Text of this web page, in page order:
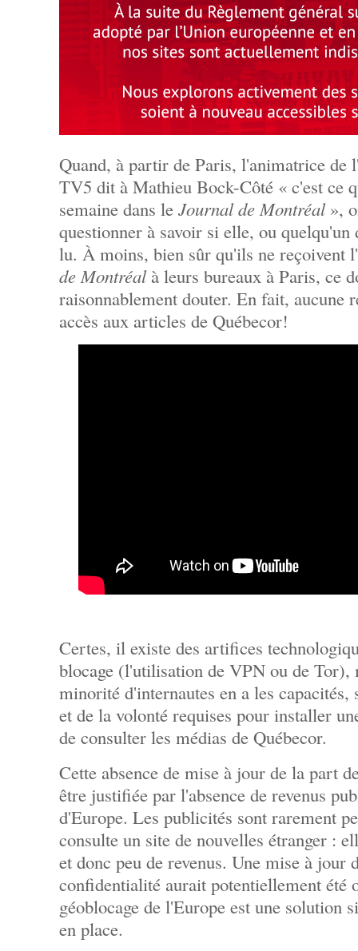
Quand, à partir de Paris, l'animatrice de
TV5 dit à Mathieu Bock-Côté « c'est ce
semaine dans le Journal de Montréal»,
questionner à savoir si elle, ou
lu. À moins, bien sûr qu'ils ne reçoivent
de Montréalà leurs bureaux à Paris, ce
raisonnablement douter. En fait, aucune
accès aux articles de Québecor!
Certes, il existe des artifices
blocage (l'utilisation de VPN ou de Tor),
minorité d'internautes en a les capacités,
et de la volonté requises pour installer
de consulter les médias de Québecor.
Cette absence de mise à jour de la part
être justifiée par l'absence de revenus
d'Europe. Les publicités sont rarement
consulte un site de nouvelles étranger :
et donc peu de revenus. Une mise à jour
confidentialité aurait potentiellement été
géoblocage de l'Europe est une solution
en place.